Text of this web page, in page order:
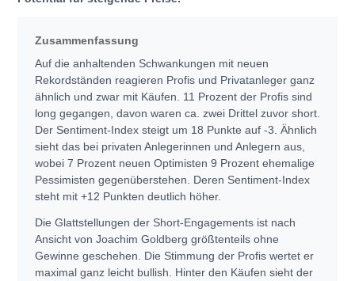
Zusammenfassung
Auf die anhaltenden Schwankungen mit neuen
Rekordständen reagieren Profis und Privatanleger ganz
ähnlich und zwar mit Käufen. 11 Prozent der Profis sind
long gegangen, davon waren ca. zwei Drittel zuvor short.
Der Sentiment-Index steigt um 18 Punkte auf -3. Ähnlich
sieht das bei privaten Anlegerinnen und Anlegern aus,
wobei 7 Prozent neuen Optimisten 9 Prozent ehemalige
Pessimisten gegenüberstehen. Deren Sentiment-Index
steht mit +12 Punkten deutlich höher.
Die Glattstellungen der Short-Engagements ist nach
Ansicht von Joachim Goldberg größtenteils ohne
Gewinne geschehen. Die Stimmung der Profis wertet er
maximal ganz leicht bullish. Hinter den Käufen sieht der